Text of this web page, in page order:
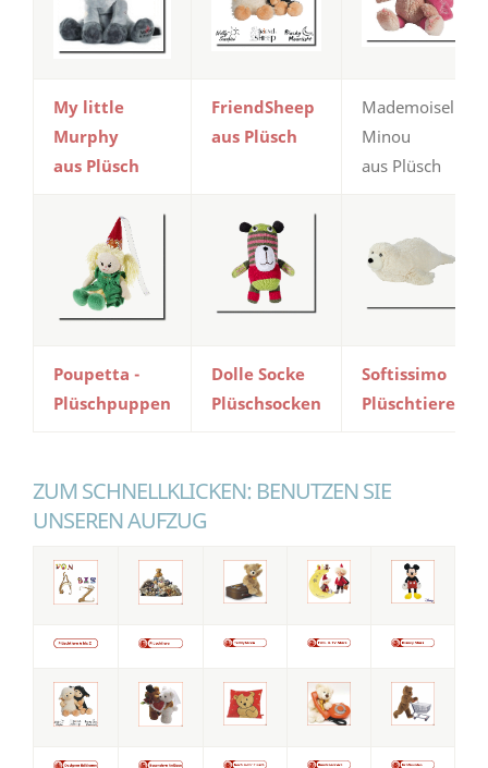
My little
Murphy
aus Plüsch
FriendSheep
aus Plüsch
Mademoiselle
Minou
aus Plüsch
Poupetta -
Plüschpuppen
Dolle Socke
Plüschsocken
Softissimo
Plüschtiere
ZUM SCHNELLKLICKEN: BENUTZEN SIE
UNSEREN AUFZUG